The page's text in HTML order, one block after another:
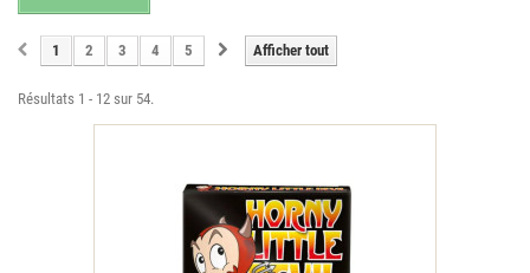
Afficher tout
1 2 3 4 5
Résultats 1 - 12 sur 54.